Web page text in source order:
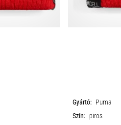
Gyártó: Puma
Szín: piros